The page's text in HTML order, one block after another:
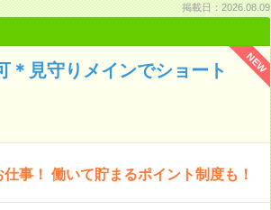
掲載日：2026.08.09
NEW
＊見守りメインでショート
事！ 働いて貯まるポイント制度も！